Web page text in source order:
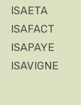
ISAETA
ISAFACT
ISAPAYE
ISAVIGNE